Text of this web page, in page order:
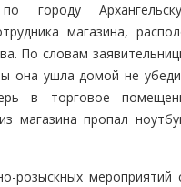
городу
магазина,
По словам
она ушла домой не
в торговое
магазина пропал
розыскных мероприятий